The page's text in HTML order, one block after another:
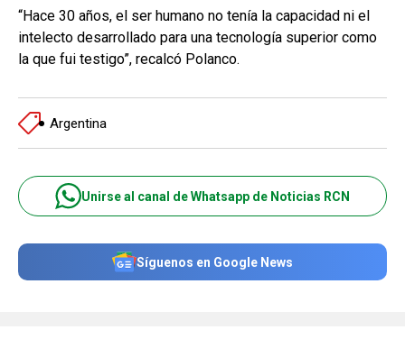
“Hace 30 años, el ser humano no tenía la capacidad ni el
intelecto desarrollado para una tecnología superior como
la que fui testigo”, recalcó Polanco.
Argentina
Unirse al canal de Whatsapp de Noticias RCN
Síguenos en Google News